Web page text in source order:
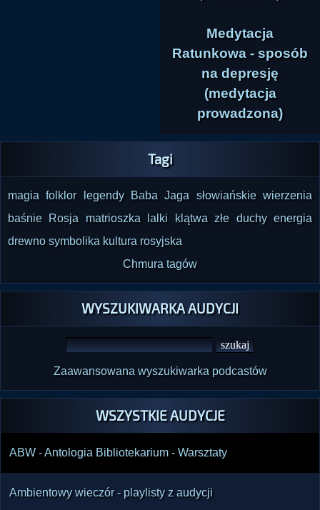
Medytacja
Ratunkowa - sposób
na depresję
(medytacja
prowadzona)
Tagi
magia folklor legendy Baba Jaga
słowiańskie wierzenia
baśnie
Rosja matrioszka lalki klątwa złe duchy energia
drewno symbolika kultura rosyjska
Chmura tagów
WYSZUKIWARKA AUDYCJI
Zaawansowana wyszukiwarka podcastów
WSZYSTKIE AUDYCJE
ABW - Antologia Bibliotekarium - Warsztaty
Ambientowy wieczór - playlisty z audycji